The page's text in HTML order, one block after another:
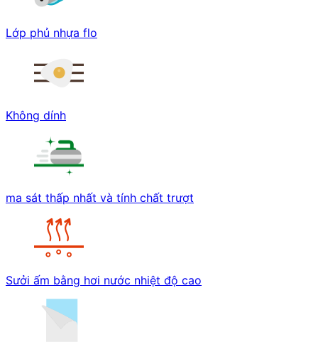
Lớp phủ nhựa flo
Không dính
ma sát thấp nhất và tính chất trượt
Sưởi ấm bằng hơi nước nhiệt độ cao